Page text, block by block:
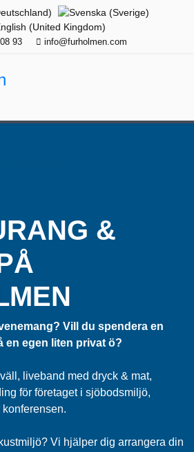
93 info@furholmen.com
&
Vill du spendera en
en egen liten privat ö?
liveband med dryck & mat,
för företaget i sjöbodsmiljö,
Vi hjälper dig arrangera din